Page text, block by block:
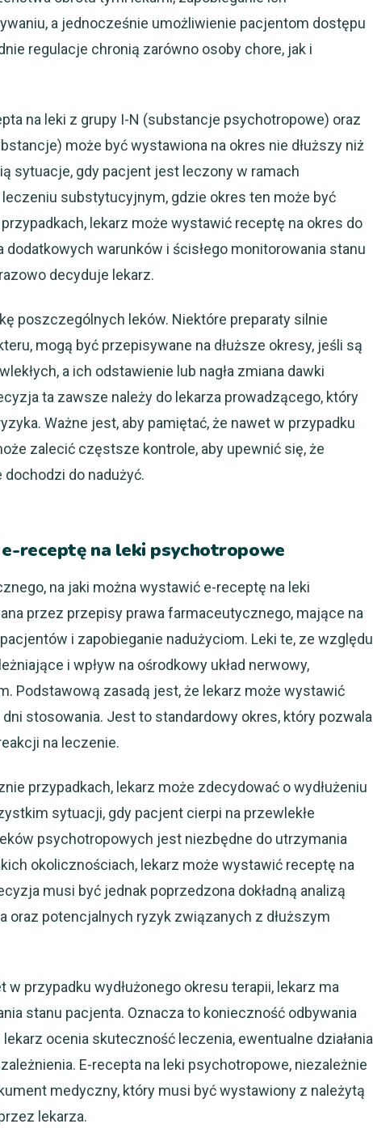
a jednocześnie umożliwienie pacjentom dostępu
regulacje chronią zarówno osoby chore, jak i
na leki z grupy I-N (substancje psychotropowe) oraz
może być wystawiona na okres nie dłuższy niż
sytuacje, gdy pacjent jest leczony w ramach
substytucyjnym, gdzie okres ten może być
lekarz może wystawić receptę na okres do
dodatkowych warunków i ścisłego monitorowania stanu
decyduje lekarz.
poszczególnych leków. Niektóre preparaty silnie
mogą być przepisywane na dłuższe okresy, jeśli są
a ich odstawienie lub nagła zmiana dawki
ta zawsze należy do lekarza prowadzącego, który
Ważne jest, aby pamiętać, że nawet w przypadku
zalecić częstsze kontrole, aby upewnić się, że
dochodzi do nadużyć.
receptę na leki psychotropowe
na jaki można wystawić e-receptę na leki
przez przepisy prawa farmaceutycznego, mające na
i zapobieganie nadużyciom. Leki te, ze względu
i wpływ na ośrodkowy układ nerwowy,
Podstawową zasadą jest, że lekarz może wystawić
stosowania. Jest to standardowy okres, który pozwala
na leczenie.
przypadkach, lekarz może zdecydować o wydłużeniu
sytuacji, gdy pacjent cierpi na przewlekłe
psychotropowych jest niezbędne do utrzymania
okolicznościach, lekarz może wystawić receptę na
musi być jednak poprzedzona dokładną analizą
oraz potencjalnych ryzyk związanych z dłuższym
w przypadku wydłużonego okresu terapii, lekarz ma
stanu pacjenta. Oznacza to konieczność odbywania
ocenia skuteczność leczenia, ewentualne działania
E-recepta na leki psychotropowe, niezależnie
medyczny, który musi być wystawiony z należytą
lekarza.